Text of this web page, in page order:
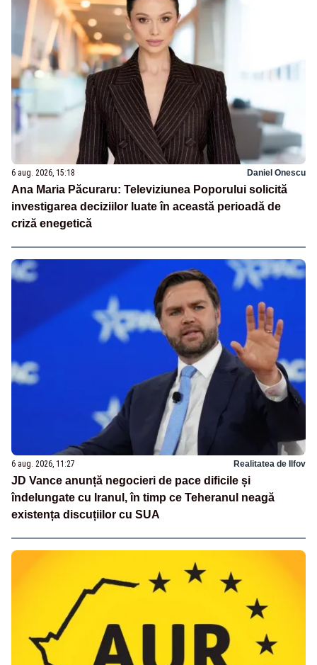
6 aug. 2026, 15:18 Daniel Onescu
Ana Maria Păcuraru: Televiziunea Poporului solicită
investigarea deciziilor luate în această perioadă de
criză enegetică
6 aug. 2026, 11:27 Realitatea de Ilfov
JD Vance anunță negocieri de pace dificile și
îndelungate cu Iranul, în timp ce Teheranul neagă
existența discuțiilor cu SUA